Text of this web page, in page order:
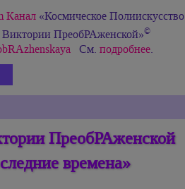
Канал «Космическое Полиискусство
Виктории ПреобРАженской»©
См.подробнее.
ПреобРАженской
времена»